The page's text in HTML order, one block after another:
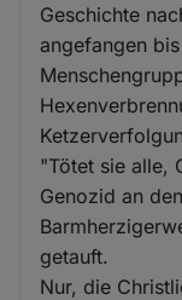
Geschichte
angefangen
"Tötet sie alle,
Genozid an
getauft.
Nur, die